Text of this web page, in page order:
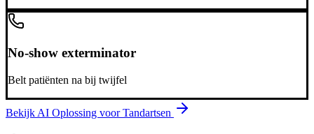
No-show exterminator
Belt patiënten na bij twijfel
Bekijk AI Oplossing voorTandartsen